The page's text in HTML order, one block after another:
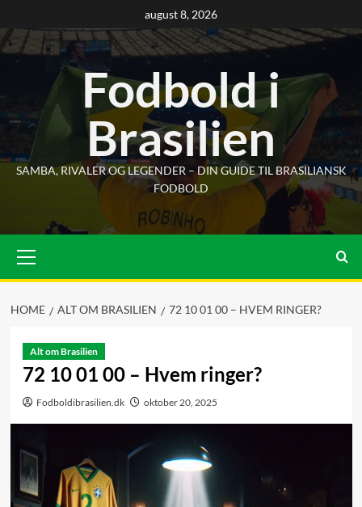
to
content
august 8, 2026
Fodbold i
Brasilien
SAMBA, RIVALER OG LEGENDER – DIN GUIDE TIL BRASILIANSK
FODBOLD
Menu
HOME ALT OM BRASILIEN 72 10 01 00 – HVEM RINGER?
Alt om Brasilien
72 10 01 00 – Hvem ringer?
Fodboldibrasilien.dk oktober 20, 2025